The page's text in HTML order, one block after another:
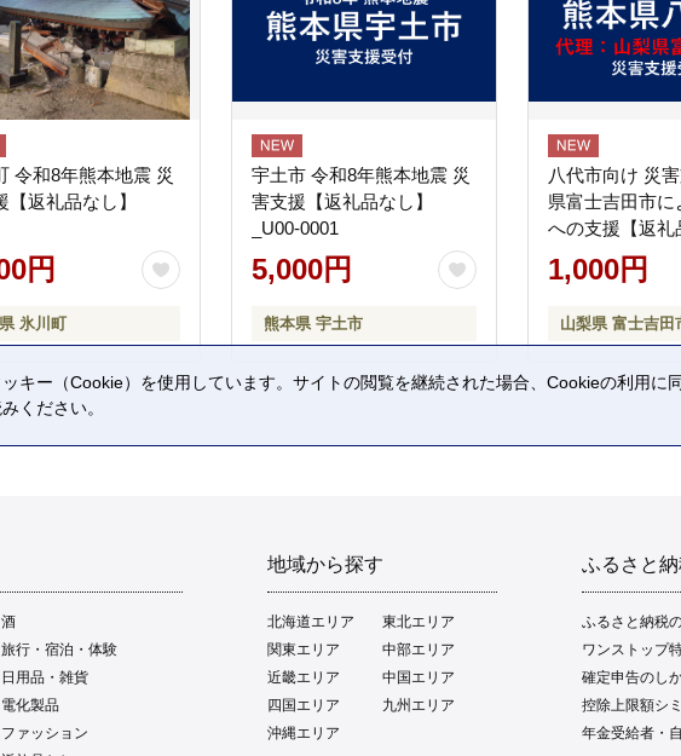
令和8年熊本地震 災
【返礼品なし】
円
氷川町
宇土市 令和8年熊本地震 災
害支援【返礼品なし】
_U00-0001
5,000円
熊本県 宇土市
八代市向け 災
県富士吉田市に
への支援【返礼
1,000円
山梨県 富士吉田
酒
旅行・宿泊・体験
日用品・雑貨
電化製品
ファッション
地域から探す
北海道エリア
東北エリア
関東エリア
中部エリア
近畿エリア
中国エリア
四国エリア
九州エリア
沖縄エリア
ふるさと
ふるさと納税
ワンストップ
確定申告のし
控除上限額シ
年金受給者・
キー（Cookie）を使用しています。サイトの閲覧を継続された場合、Cookieの利用に
ください。